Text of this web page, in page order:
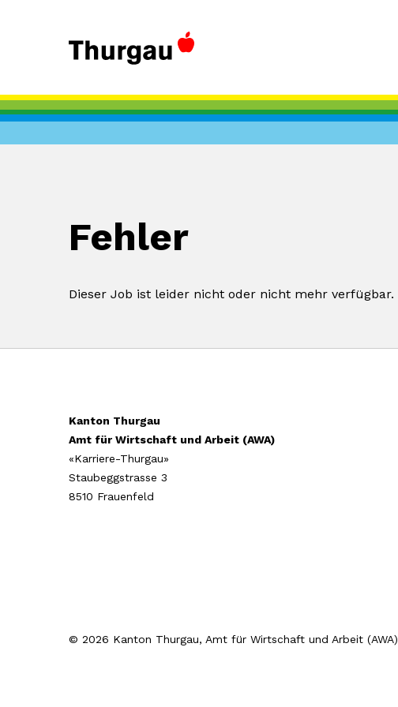
Fehler
Dieser Job ist leider nicht oder nicht mehr verfügbar.
Kanton Thurgau
Amt für Wirtschaft und Arbeit (AWA)
«Karriere-Thurgau»
Staubeggstrasse 3
8510 Frauenfeld
© 2026 Kanton Thurgau, Amt für Wirtschaft und Arbeit (AWA)